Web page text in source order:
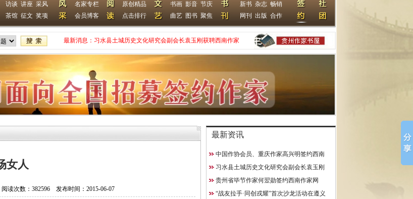
访谈 讲座 采风
茶馆 征文 奖项
名家专栏
会员博客
原创精品
点击排行
书画 影音 节庆
曲艺 图书 聚焦
新书 杂志 畅销
网刊
出版 合作
最新消息： 习水县土城历史文化研究会副会长袁玉刚获聘西南作家
贵州省毕节作家何翌勋签约西南作家网
“战友拉手·同创戎耀”首次沙龙活动在遵义启动
贵州省纪实文学学会作家走进湄潭县建国学校
江苏淮安作家张成签约西南作家网
抗日老兵银发闪亮 107岁壮心不已
贵州省纪实文学学会换届选举大会10日在贵阳成功举行
中国作协会员、重庆作家高兴明签约西南作家网
女人
次数：382596 发布时间：2015-06-07
最新资讯
中国作协会员、重庆作家高兴明签约西南
作家网
习水县土城历史文化研究会副会长袁玉刚
获聘西南作家网终身特聘专
贵州省毕节作家何翌勋签约西南作家网
“战友拉手·同创戎耀”首次沙龙活动在遵义